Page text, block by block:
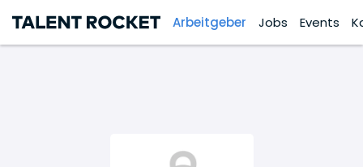
Arbeitgeber Jobs Events